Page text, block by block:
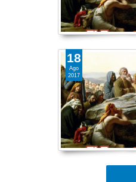
18
Ago
2017